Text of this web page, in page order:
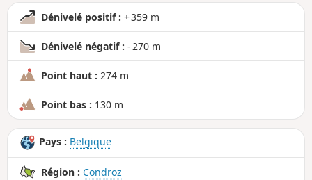
Dénivelé positif : + 359 m
Dénivelé négatif : - 270 m
Point haut : 274 m
Point bas : 130 m
Pays : Belgique
Région : Condroz